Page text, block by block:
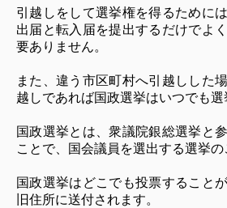
引越しをして選挙権を得るために
出届と転入届を提出するだけでよ
要ありません。
また、違う市区町村へ引越しした
越しであれば国政選挙はいつでも選
国政選挙とは、衆議院銀総選挙と
ことで、国会議員を選出する選挙の
国政選挙はどこでも投票すること
旧住所に送付されます。